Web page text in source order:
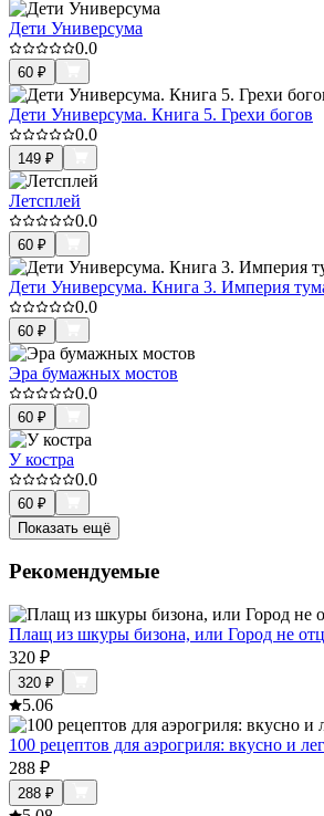
Дети Универсума
0.0
60 ₽
Дети Универсума. Книга 5. Грехи богов
0.0
149 ₽
Летсплей
0.0
60 ₽
Дети Универсума. Книга 3. Империя
0.0
60 ₽
Эра бумажных мостов
0.0
60 ₽
У костра
0.0
60 ₽
Показать ещё
Рекомендуемые
Плащ из шкуры бизона, или Город не
320 ₽
320 ₽
5.06
100 рецептов для аэрогриля: вкусно и
288 ₽
288 ₽